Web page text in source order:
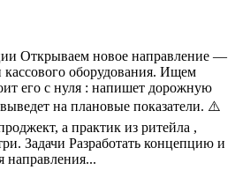
Открываем новое направление —
оборудования. Ищем
его с нуля : напишет дорожную
на плановые показатели. ⚠️
а практик из ритейла ,
Задачи Разработать концепцию и
направления...